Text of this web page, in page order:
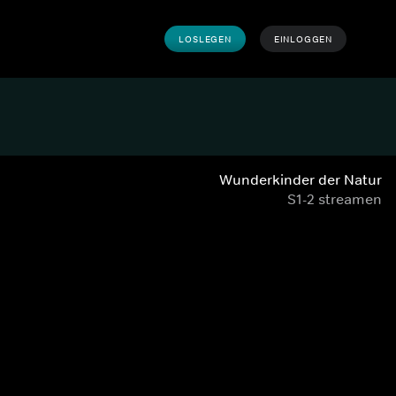
LOSLEGEN EINLOGGEN
Wunderkinder der Natur
S1-2 streamen